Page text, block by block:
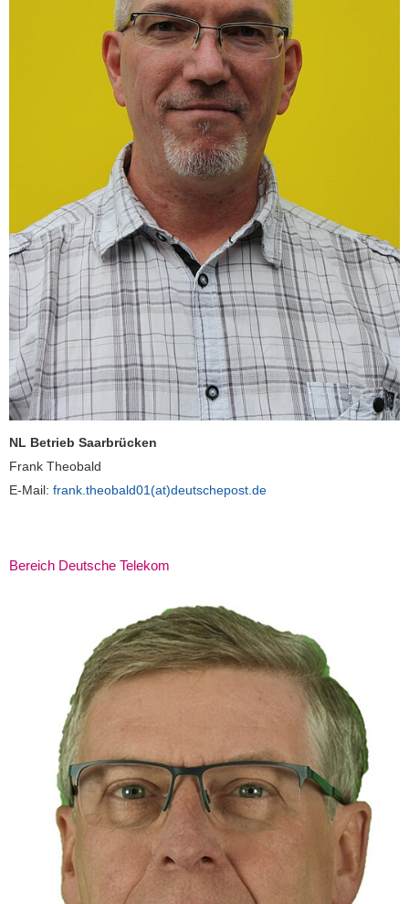
NL Betrieb Saarbrücken
Frank Theobald
E-Mail: frank.theobald01(at)deutschepost.de
Bereich Deutsche Telekom